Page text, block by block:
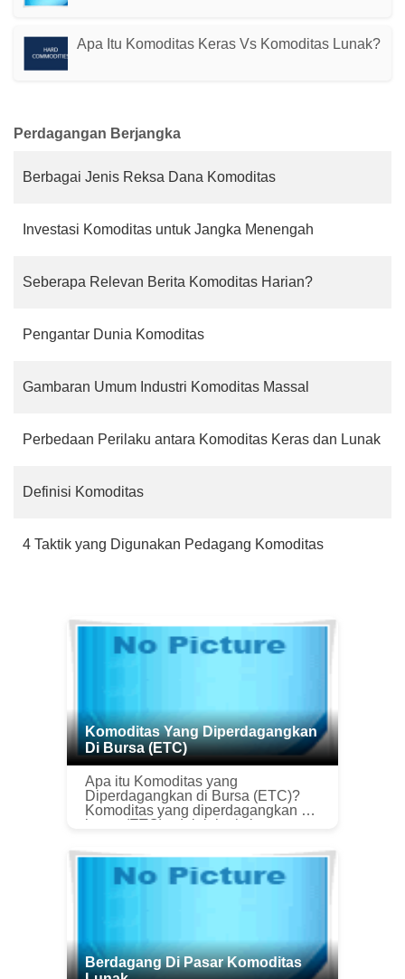
Apa Itu Komoditas Keras Vs Komoditas Lunak?
Perdagangan Berjangka
Berbagai Jenis Reksa Dana Komoditas
Investasi Komoditas untuk Jangka Menengah
Seberapa Relevan Berita Komoditas Harian?
Pengantar Dunia Komoditas
Gambaran Umum Industri Komoditas Massal
Perbedaan Perilaku antara Komoditas Keras dan Lunak
Definisi Komoditas
4 Taktik yang Digunakan Pedagang Komoditas
Komoditas Yang Diperdagangkan
Di Bursa (ETC)
Apa itu Komoditas yang
Diperdagangkan di Bursa (ETC)?
Komoditas yang diperdagangkan di
bursa (ETC) adalah jenis keamanan
dan investor tanpa akses langsung
ke pasar kom...
Berdagang Di Pasar Komoditas